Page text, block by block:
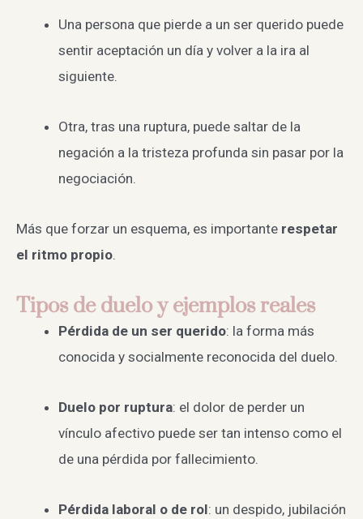
Una persona que pierde a un ser querido puede
sentir aceptación un día y volver a la ira al
siguiente.
Otra, tras una ruptura, puede saltar de la
negación a la tristeza profunda sin pasar por la
negociación.
Más que forzar un esquema, es importante respetar
el ritmo propio.
Tipos de duelo y ejemplos reales
Pérdida de un ser querido: la forma más
conocida y socialmente reconocida del duelo.
Duelo por ruptura: el dolor de perder un
vínculo afectivo puede ser tan intenso como el
de una pérdida por fallecimiento.
Pérdida laboral o de rol: un despido, jubilación